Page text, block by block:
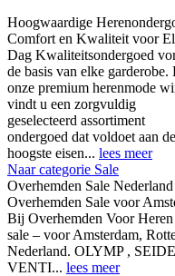
Hoogwaardige
Comfort en Kwaliteit voor
Dag Kwaliteitsondergoed
de basis van elke garderobe.
onze premium herenmode
vindt u een zorgvuldig
geselecteerd assortiment
ondergoed dat voldoet aan de
hoogste eisen... lees meer
Naar categorie Sale
Overhemden Sale
Overhemden Sale voor
Bij Overhemden Voor
sale – voor Amsterdam,
Nederland. OLYMP ,
VENTI... lees meer